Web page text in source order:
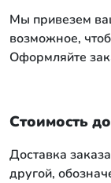
Мы привезем
возможное,
Оформляйте
Стоимость
Доставка
другой,